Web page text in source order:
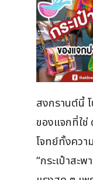
สงกรานต์นี้
ของแจกที่ใ
โจทย์ทั้งคว
“กระเป๋าสะ